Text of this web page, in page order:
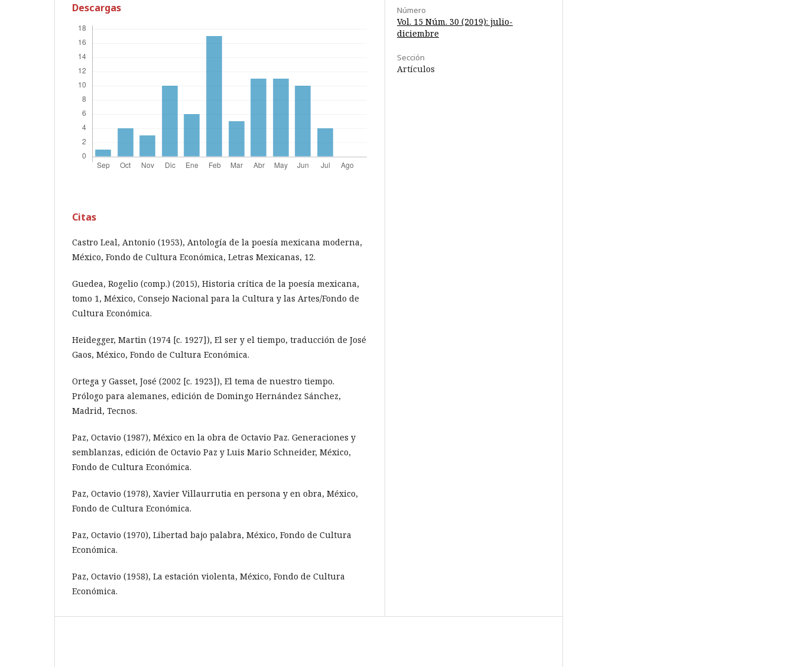
Descargas
Citas
Castro Leal, Antonio (1953), Antología de la poesía mexicana moderna,
México, Fondo de Cultura Económica, Letras Mexicanas, 12.
Guedea, Rogelio (comp.) (2015), Historia crítica de la poesía mexicana,
tomo 1, México, Consejo Nacional para la Cultura y las Artes/Fondo de
Cultura Económica.
Heidegger, Martin (1974 [c. 1927]), El ser y el tiempo, traducción de José
Gaos, México, Fondo de Cultura Económica.
Ortega y Gasset, José (2002 [c. 1923]), El tema de nuestro tiempo.
Prólogo para alemanes, edición de Domingo Hernández Sánchez,
Madrid, Tecnos.
Paz, Octavio (1987), México en la obra de Octavio Paz. Generaciones y
semblanzas, edición de Octavio Paz y Luis Mario Schneider, México,
Fondo de Cultura Económica.
Paz, Octavio (1978), Xavier Villaurrutia en persona y en obra, México,
Fondo de Cultura Económica.
Paz, Octavio (1970), Libertad bajo palabra, México, Fondo de Cultura
Económica.
Paz, Octavio (1958), La estación violenta, México, Fondo de Cultura
Económica.
Número
Vol. 15 Núm. 30 (2019): julio-
diciembre
Sección
Artículos